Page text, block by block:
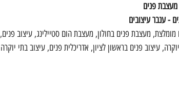
מעצבת פנים
- ענבר עיצובים
מעצבת פנים בחולון, מעצבת הום סטיילינג, עיצוב פנים,
עיצוב פנים בראשון לציון, אדריכלית פנים, עיצוב בתי יוקרה